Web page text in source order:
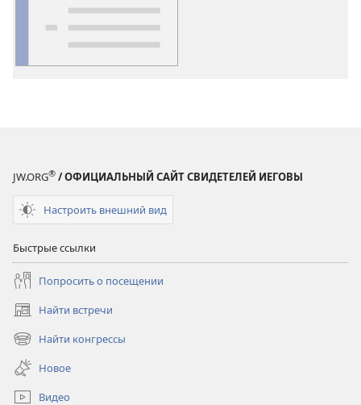
JW.ORG® / ОФИЦИАЛЬНЫЙ САЙТ СВИДЕТЕЛЕЙ ИЕГОВЫ
Настроить внешний вид
Быстрые ссылки
Попросить о посещении
Найти встречи
(открывается
в
новом
окне)
Найти конгрессы
(открывается
новом
окне)
Новое
Видео